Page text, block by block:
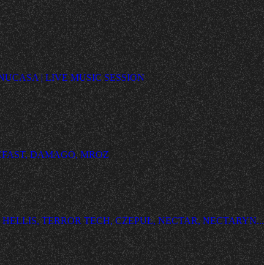
| LIVE MUSIC SESSION
DAMAGO, MROZ
TERROR TECH, CZEPUŁ, NECTAR, NECTARYN...